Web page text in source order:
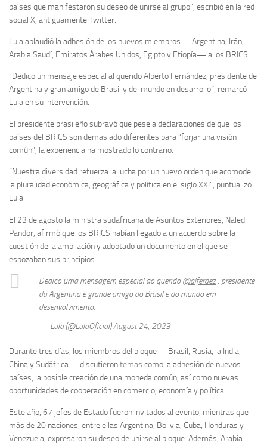
países que manifestaron su deseo de unirse al grupo”, escribió en la red
social X, antiguamente Twitter.
Lula aplaudió la adhesión de los nuevos miembros —Argentina, Irán,
Arabia Saudí, Emiratos Árabes Unidos, Egipto y Etiopía— a los BRICS.
“Dedico un mensaje especial al querido Alberto Fernández, presidente de
Argentina y gran amigo de Brasil y del mundo en desarrollo”, remarcó
Lula en su intervención.
El presidente brasileño subrayó que pese a declaraciones de que los
países del BRICS son demasiado diferentes para “forjar una visión
común”, la experiencia ha mostrado lo contrario.
“Nuestra diversidad refuerza la lucha por un nuevo orden que acomode
la pluralidad económica, geográfica y política en el siglo XXI”, puntualizó
Lula.
El 23 de agosto la ministra sudafricana de Asuntos Exteriores, Naledi
Pandor, afirmó que los BRICS habían llegado a un acuerdo sobre la
cuestión de la ampliación y adoptado un documento en el que se
esbozaban sus principios.
Dedico uma mensagem especial ao querido @alferdez, presidente
da Argentina e grande amigo do Brasil e do mundo em
desenvolvimento.
— Lula (@LulaOficial)August 24, 2023
Durante tres días, los miembros del bloque —Brasil, Rusia, la India,
China y Sudáfrica— discutierontemas como la adhesión de nuevos
países, la posible creación de una moneda común, así como nuevas
oportunidades de cooperación en comercio, economía y política.
Este año, 67 jefes de Estado fueron invitados al evento, mientras que
más de 20 naciones, entre ellas Argentina, Bolivia, Cuba, Honduras y
Venezuela, expresaron su deseo de unirse al bloque. Además, Arabia